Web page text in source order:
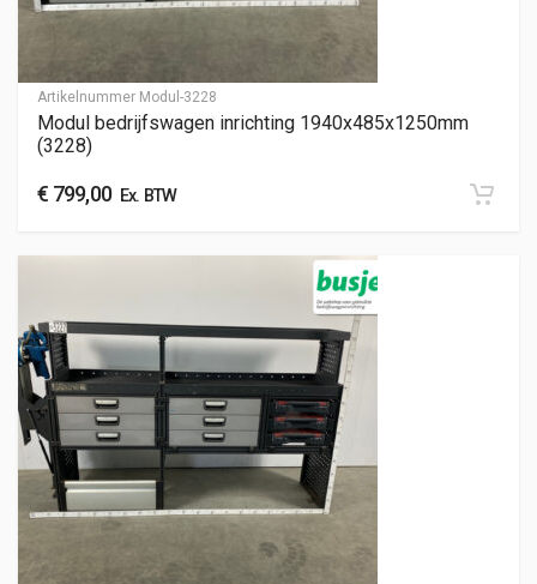
Artikelnummer Modul-3228
Modul bedrijfswagen inrichting 1940x485x1250mm
(3228)
€ 799,00Ex. BTW